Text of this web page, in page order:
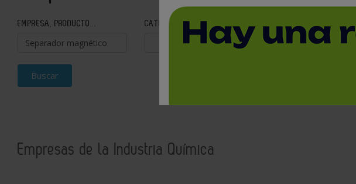
EMPRESA, PRODUCTO... CATEGORÍA
Buscar
Empresas de la Industria Química